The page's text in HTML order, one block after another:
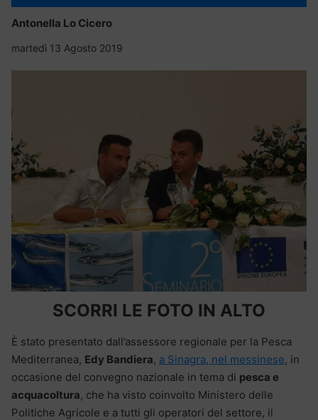
Antonella Lo Cicero
martedì 13 Agosto 2019
SCORRI LE FOTO IN ALTO
È stato presentato dall’assessore regionale per la Pesca
Mediterranea, Edy Bandiera, a Sinagra, nel messinese, in
occasione del convegno nazionale in tema di pesca e
acquacoltura, che ha visto coinvolto Ministero delle
Politiche Agricole e a tutti gli operatori del settore, il